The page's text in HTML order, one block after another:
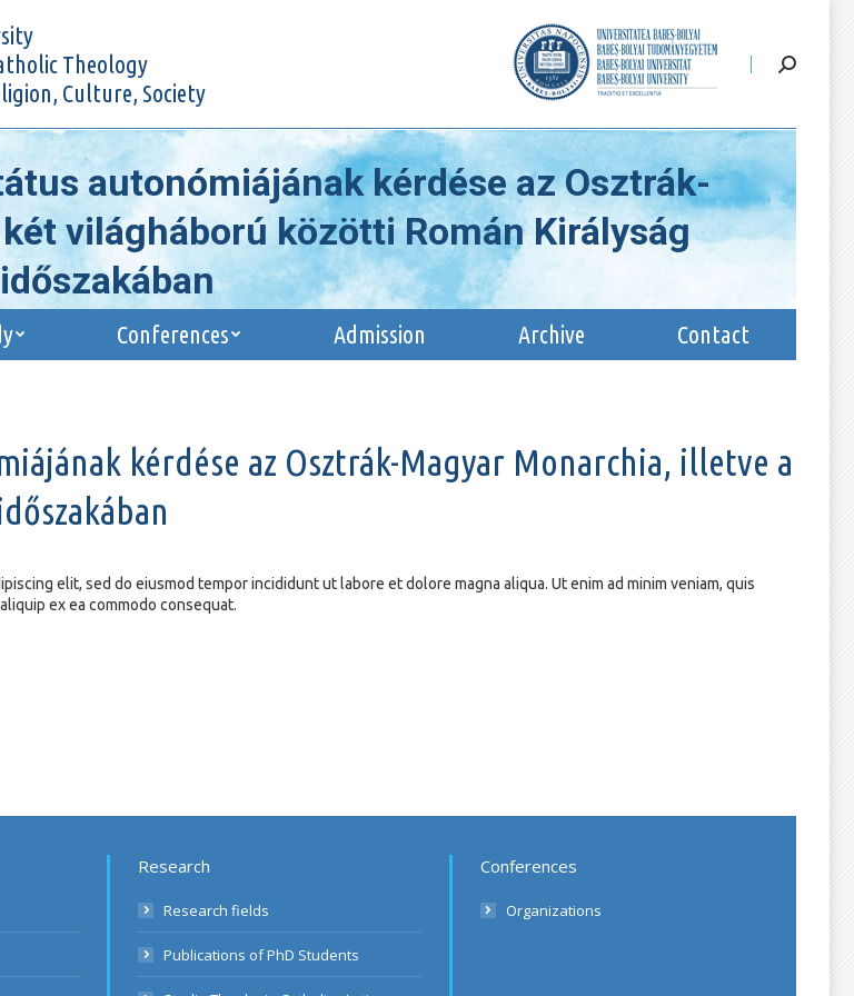
Theology
Culture, Society
Conferences Admission Archive Contact
autonómiájának kérdése az Osztrák-
világháború közötti Román Királyság
időszakában
Az Erdélyi Római Katolikus Státus…
kérdése az Osztrák-Magyar Monarchia, illetve a
elit, sed do eiusmod tempor incididunt ut labore et dolore magna aliqua. Ut enim ad minim veniam, quis
ex ea commodo consequat.
Research
Research fields
Publications of PhD Students
Conferences
Organizations
Archive Contact